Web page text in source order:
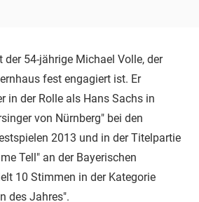
der 54-jährige Michael Volle, der
fest engagiert ist. Er
in der Rolle als Hans Sachs in
von Nürnberg" bei den
2013 und in der Titelpartie
Tell" an der Bayerischen
10 Stimmen in der Kategorie
des Jahres".